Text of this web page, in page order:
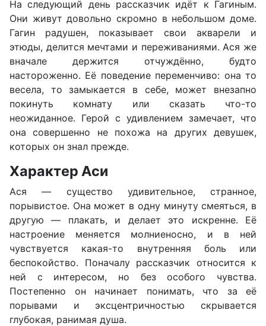
На следующий день рассказчик идёт к Гагиным.
Они живут довольно скромно в небольшом доме.
Гагин радушен, показывает свои акварели и
этюды, делится мечтами и переживаниями. Ася же
вначале держится отчуждённо, будто
настороженно. Её поведение переменчиво: она то
весела, то замыкается в себе, может внезапно
покинуть комнату или сказать что-то
неожиданное. Герой с удивлением замечает, что
она совершенно не похожа на других девушек,
которых он знал прежде.
Характер Аси
Ася — существо удивительное, странное,
порывистое. Она может в одну минуту смеяться, в
другую — плакать, и делает это искренне. Её
настроение меняется молниеносно, и в ней
чувствуется какая-то внутренняя боль или
беспокойство. Поначалу рассказчик относится к
ней с интересом, но без особого чувства.
Постепенно он начинает понимать, что за её
порывами и эксцентричностью скрывается
глубокая, ранимая душа.